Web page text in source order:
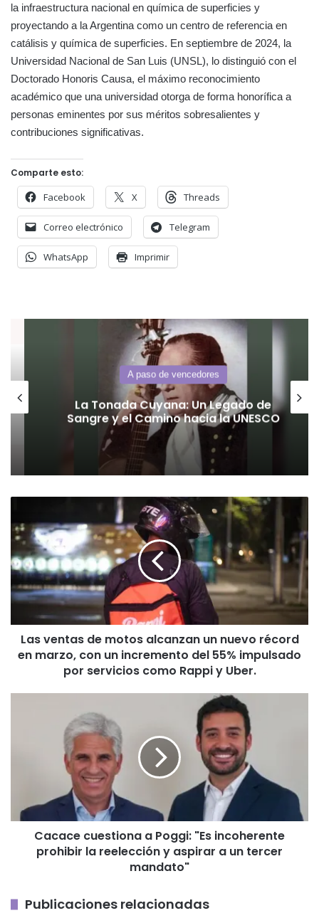
la infraestructura nacional en química de superficies y
proyectando a la Argentina como un centro de referencia en
catálisis y química de superficies. En septiembre de 2024, la
Universidad Nacional de San Luis (UNSL), lo distinguió con el
Doctorado Honoris Causa, el máximo reconocimiento
académico que una universidad otorga de forma honorífica a
personas eminentes por sus méritos sobresalientes y
contribuciones significativas.
Comparte esto:
Facebook X Threads
Correo electrónico Telegram
WhatsApp Imprimir
A paso de vencedores
La Tonada Cuyana: Un Legado de
Sangre y el Camino hacia la UNESCO
de
motos
alcanzan
un
nuevo
en
marzo,
con
Uber.
Las ventas de motos alcanzan un nuevo récord
en marzo, con un incremento del 55% impulsado
por servicios como Rappi y Uber.
reelección
aspirar
mandato"
Cacace cuestiona a Poggi: "Es incoherente
prohibir la reelección y aspirar a un tercer
mandato"
Publicaciones relacionadas